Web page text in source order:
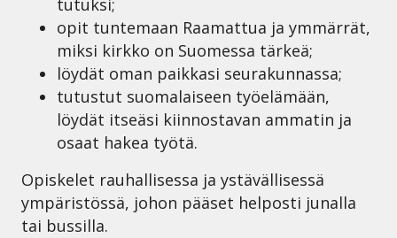
tutuksi;
opit tuntemaan Raamattua ja ymmärrät,
miksi kirkko on Suomessa tärkeä;
löydät oman paikkasi seurakunnassa;
tutustut suomalaiseen työelämään,
löydät itseäsi kiinnostavan ammatin ja
osaat hakea työtä.
Opiskelet rauhallisessa ja ystävällisessä
ympäristössä, johon pääset helposti junalla
tai bussilla.